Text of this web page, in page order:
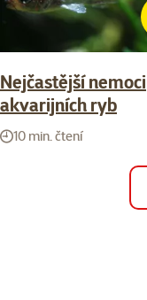
Nejčastější nemoci
akvarijních ryb
10 min. čtení